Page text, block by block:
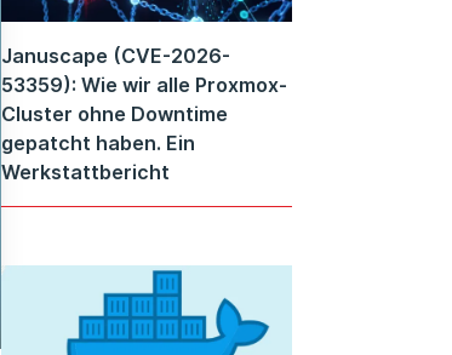
Januscape (CVE-2026-
53359): Wie wir alle Proxmox-
Cluster ohne Downtime
gepatcht haben. Ein
Werkstattbericht